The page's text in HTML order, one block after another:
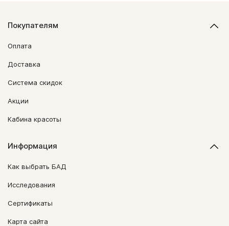
Покупателям
Оплата
Доставка
Система скидок
Акции
Кабина красоты
Информация
Как выбрать БАД
Исследования
Сертификаты
Карта сайта